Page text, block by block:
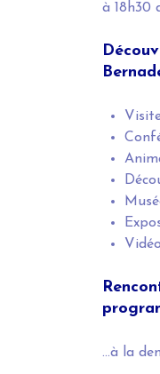
à 18h30
Vidéo
p
…à la